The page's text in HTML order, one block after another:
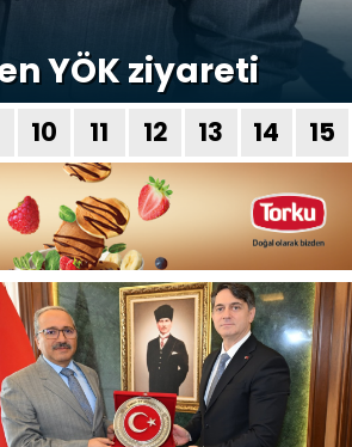
YÖK ziyareti
10 11 12 13 14 15
Konya Büyükşehir sporcuları
Türkiye’yi gururlandırıyor